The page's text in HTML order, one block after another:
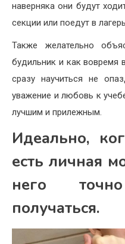
наверняка они будут
секции или поедут в
Также желательно
будильник и как вовремя
сразу научиться не
уважение и любовь к
лучшим и прилежным.
Идеально,
есть личная
него
получаться.